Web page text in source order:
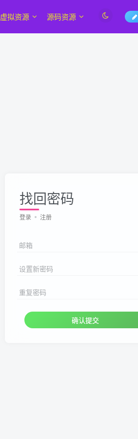
虚拟资源 源码资源
找回密码
登录 注册
邮箱
设置新密码
重复密码
确认提交